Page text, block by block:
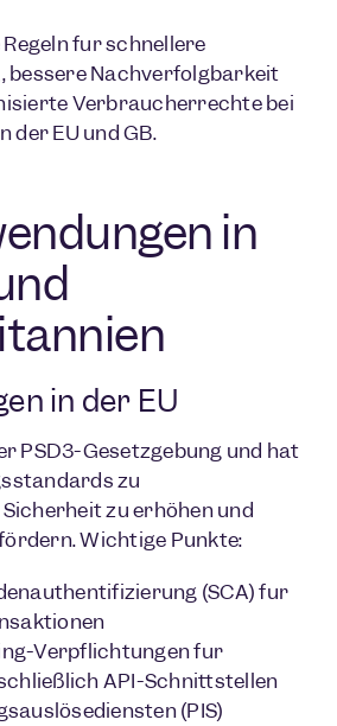
für schnellere
bessere Nachverfolgbarkeit
Verbraucherrechte bei
der EU und GB.
in
in der EU
PSD3-Gesetzgebung und hat
zu
zu erhöhen und
Wichtige Punkte:
(SCA) für
Verpflichtungen für
API-Schnittstellen
(PIS)